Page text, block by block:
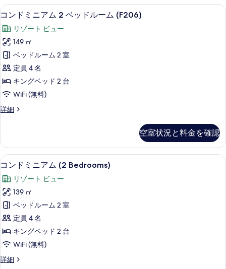
表
示
す
る
ー
ム
(F102)
の
す
べ
て
の
を
表
示
す
る
ア
ム
ベ
ッ
ド
ル
ー
ム
(F102)
の
詳
細
コ
ン
ド
ミ
ニ
ア
ム
ベ
ド
ル
ー
ム
(F206)
の
す
べ
て
の
コンドミニアム 2 ベッドルーム
23
コンドミニアム 2 ベッドルーム (F206)
リゾート ビュー
149 ㎡
ベッドルーム 2 室
定員 4 名
キングベッド 2 台
WiFi (無料)
詳細
コ
ニ
ア
ム
ベ
ッ
ド
ル
ー
ム
(F206)
の
詳
細
空室状況と料金を確認
コ
ン
ド
ミ
ニ
ア
ム
(2
Bedrooms)
コンドミニアム (2 Bedrooms) | リビ
15
コンドミニアム (2 Bedrooms)
リゾート ビュー
139 ㎡
ベッドルーム 2 室
定員 4 名
キングベッド 2 台
WiFi (無料)
詳細
コ